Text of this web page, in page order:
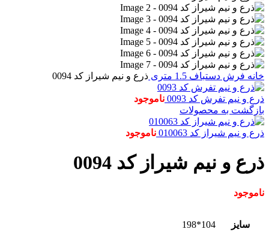
خانه فرش دستباف 1.5 متری ذرع و نیم شیراز کد 0094
ذرع و نیم تفرش کد 0093
ناموجود
بازگشت به محصولات
ذرع و نیم شیراز کد 010063 ناموجود
ذرع و نیم شیراز کد 0094
ناموجود
سایز 104*198